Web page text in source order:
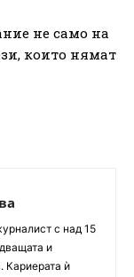
не само на
които нямат
с над 15
и
Кариерата ѝ